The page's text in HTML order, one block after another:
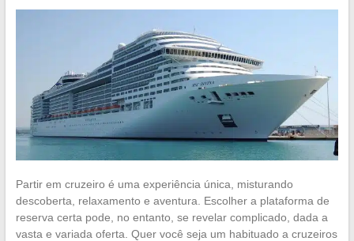
Partir em cruzeiro é uma experiência única, misturando
descoberta, relaxamento e aventura. Escolher a plataforma de
reserva certa pode, no entanto, se revelar complicado, dada a
vasta e variada oferta. Quer você seja um habituado a cruzeiros